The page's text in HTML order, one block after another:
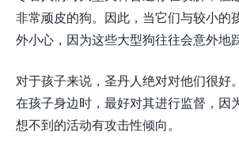
非常顽皮的狗。因此，当它们与较小的
外小心，因为这些大型狗往往会意外地
对于孩子来说，圣丹人绝对对他们很好
在孩子身边时，最好对其进行监督，因
想不到的活动有攻击性倾向。